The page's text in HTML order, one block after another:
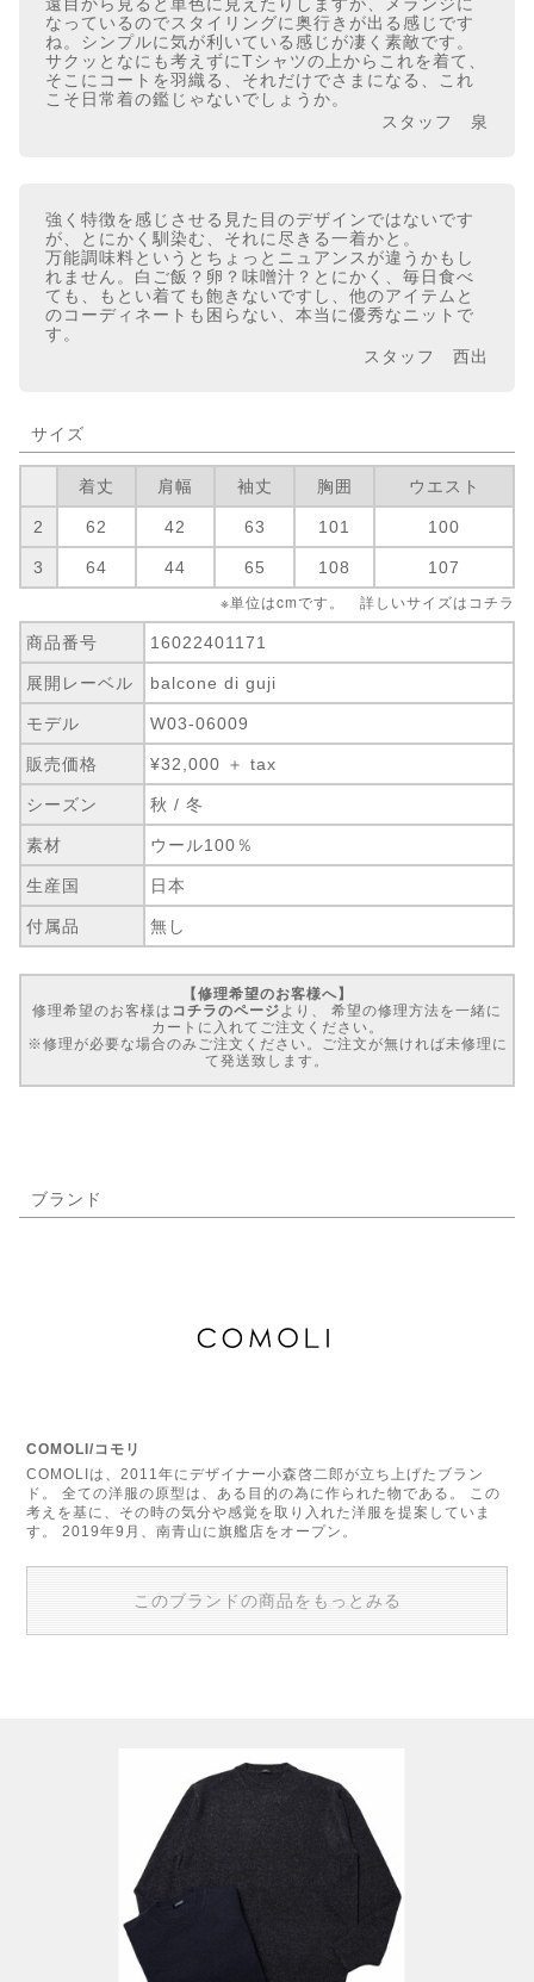
遠目から見ると単色に見えたりしますが、メランジに
なっているのでスタイリングに奥行きが出る感じです
ね。シンプルに気が利いている感じが凄く素敵です。
サクッとなにも考えずにTシャツの上からこれを着て、
そこにコートを羽織る、それだけでさまになる、これ
こそ日常着の鑑じゃないでしょうか。
スタッフ 泉
強く特徴を感じさせる見た目のデザインではないです
が、とにかく馴染む、それに尽きる一着かと。
万能調味料というとちょっとニュアンスが違うかもし
れません。白ご飯？卵？味噌汁？とにかく、毎日食べ
ても、もとい着ても飽きないですし、他のアイテムと
のコーディネートも困らない、本当に優秀なニットで
す。
スタッフ 西出
サイズ
着丈 肩幅 袖丈 胸囲 ウエスト
2 62 42 63 101 100
3 64 44 65 108 107
※単位はcmです。 詳しいサイズは コチラ
商品番号 16022401171
展開レーベル balcone di guji
モデル W03-06009
販売価格 ¥32,000 ＋ tax
シーズン 秋 / 冬
素材 ウール100％
生産国 日本
付属品 無し
【修理希望のお客様へ】
修理希望のお客様は コチラのページ より、 希望の修理方法を一緒に
カートに入れてご注文ください。
※修理が必要な場合のみご注文ください。ご注文が無ければ未修理に
て発送致します。
ブランド
COMOLI/コモリ
COMOLIは、2011年にデザイナー小森啓二郎が立ち上げたブラン
ド。 全ての洋服の原型は、ある目的の為に作られた物である。 この
考えを基に、その時の気分や感覚を取り入れた洋服を提案していま
す。 2019年9月、南青山に旗艦店をオープン。
このブランドの商品をもっとみる